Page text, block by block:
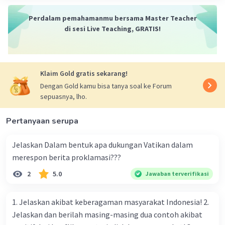
Perdalam pemahamanmu bersama Master Teacher
di sesi Live Teaching, GRATIS!
Klaim Gold gratis sekarang!
Dengan Gold kamu bisa tanya soal ke Forum
sepuasnya, lho.
Pertanyaan serupa
Jelaskan Dalam bentuk apa dukungan Vatikan dalam
merespon berita proklamasi???
2 5.0 Jawaban terverifikasi
1. Jelaskan akibat keberagaman masyarakat Indonesia! 2.
Jelaskan dan berilah masing-masing dua contoh akibat